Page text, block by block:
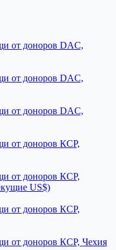
от доноров DAC,
от доноров DAC,
от доноров DAC,
от доноров КСР,
от доноров КСР,
US$)
от доноров КСР,
от доноров КСР, Чехия